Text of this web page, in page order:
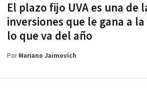
El plazo fijo UVA es una de
inversiones que le gana a
lo que va del año
PorMariano Jaimovich